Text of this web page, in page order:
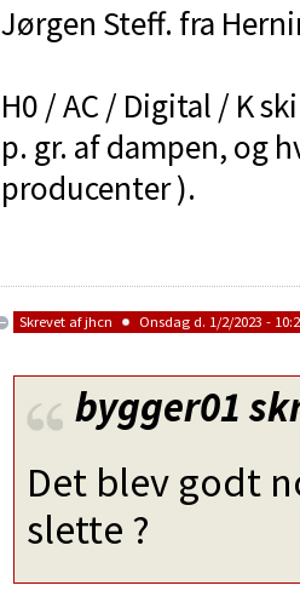
Jørgen Steff. fra
H0 / AC / Digital / K
p. gr. af dampen, og
producenter ).
Skrevet afjhcn Onsdag d. 1/2/2023 -
bygger01
Det blev godt
slette ?